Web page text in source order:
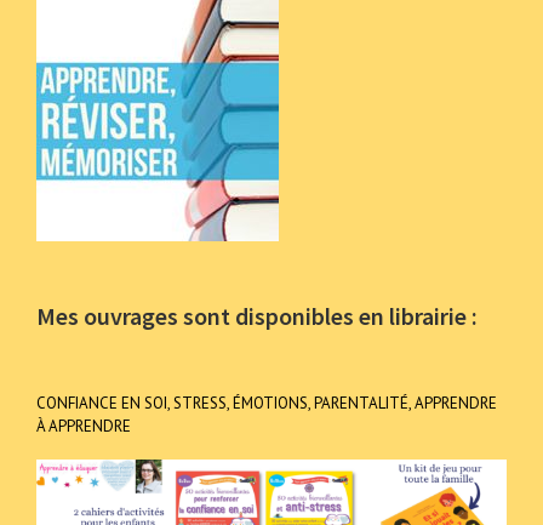
Mes ouvrages sont disponibles en librairie :
CONFIANCE EN SOI, STRESS, ÉMOTIONS, PARENTALITÉ, APPRENDRE
À APPRENDRE